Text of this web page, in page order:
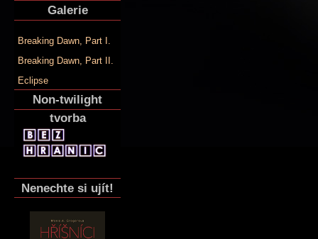
Galerie
Breaking Dawn, Part I.
Breaking Dawn, Part II.
Eclipse
Non-twilight
tvorba
Nenechte si ujít!